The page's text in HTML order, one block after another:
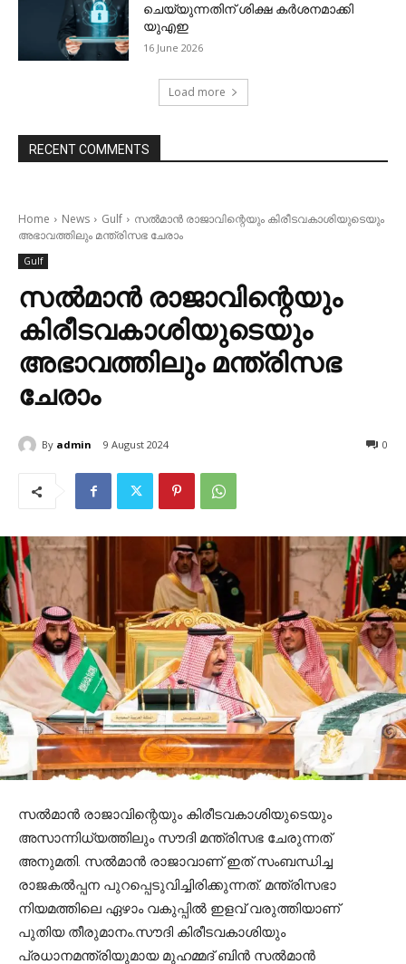
ചെയ്യുന്നതിന് ശിക്ഷ കര്‍ശനമാക്കി
യുഎഇ
16 June 2026
Load more
RECENT COMMENTS